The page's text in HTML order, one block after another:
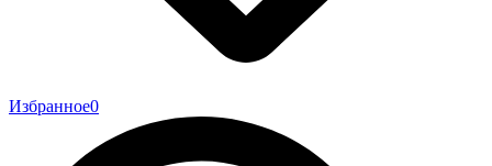
Избранное0